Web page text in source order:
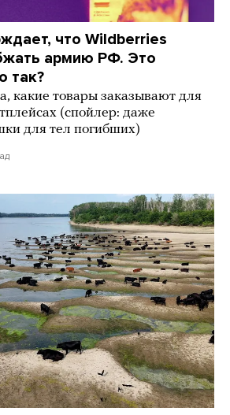
что Wildberries
армию РФ. Это
так?
какие товары заказывают для
(спойлер: даже
для тел погибших)